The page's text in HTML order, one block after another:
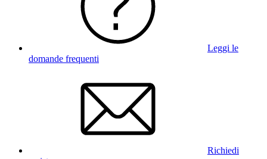
Leggi le
domande frequenti
Richiedi